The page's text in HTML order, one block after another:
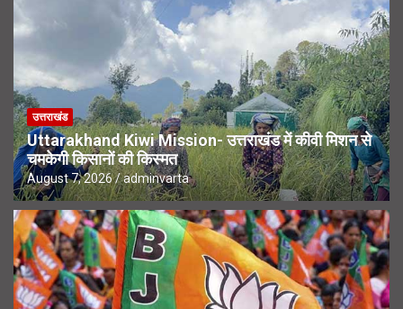
उत्तराखंड
Uttarakhand Kiwi Mission- उत्तराखंड में कीवी मिशन से
चमकेगी किसानों की किस्मत
August 7, 2026 adminvarta